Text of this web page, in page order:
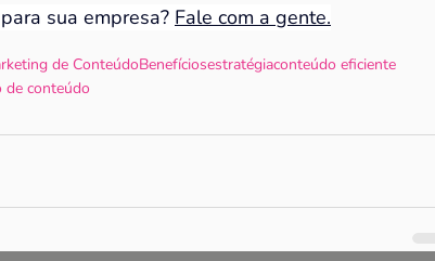
sua empresa? Fale com a gente.
de ConteúdoBenefíciosestratégiaconteúdo eficiente
de conteúdo